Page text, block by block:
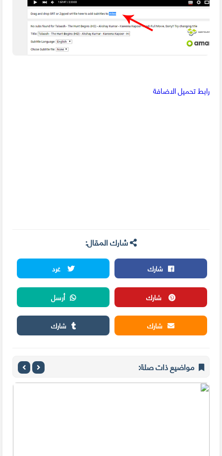
رابط تحميل الاضافة
شارك المقال:
شارك
غرد
شارك
أرسل
شارك
شارك
مواضيع ذات صلة: